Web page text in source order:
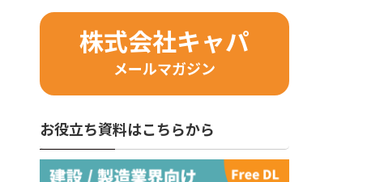
株式会社キャパ
メールマガジン
お役立ち資料はこちらから